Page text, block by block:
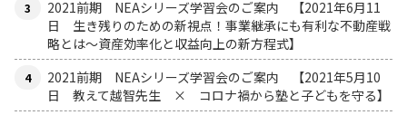
2021前期 NEAシリーズ学習会のご案内 【2021年6月11
日 生き残りのための新視点！事業継承にも有利な不動産戦
略とは〜資産効率化と収益向上の新方程式】
2021前期 NEAシリーズ学習会のご案内 【2021年5月10
日 教えて越智先生 × コロナ禍から塾と子どもを守る】